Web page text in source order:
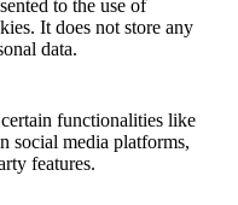
to the use of
It does not store any
data.
functionalities like
social media platforms,
features.